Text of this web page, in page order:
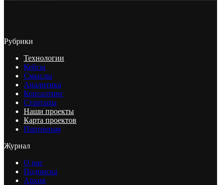
Рубрики
Технологии
Кейсы
Смыслы
Аналитика
Консалтинг
Стартапы
Наши проекты
Карта проектов
Партнерам
Журнал
О нас
Подписка
Архив